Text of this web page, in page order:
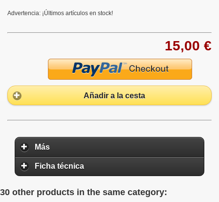
Advertencia: ¡Últimos artículos en stock!
15,00 €
Añadir a la cesta
Más
Ficha técnica
30 other products in the same category: